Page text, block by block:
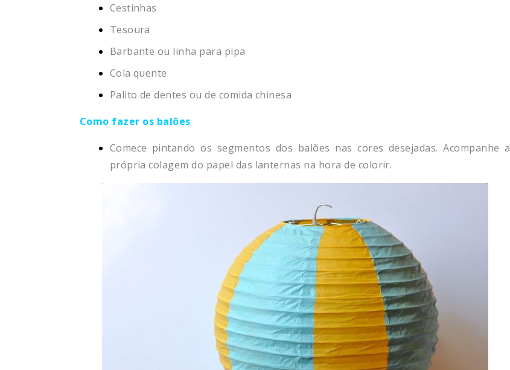
Cestinhas
Tesoura
Barbante ou linha para pipa
Cola quente
Palito de dentes ou de comida chinesa
Como fazer os balões
Comece pintando os segmentos dos balões nas cores desejadas. Acompanhe a
própria colagem do papel das lanternas na hora de colorir.